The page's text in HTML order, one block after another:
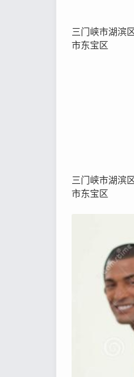
三门峡市湖滨
市东宝区
三门峡市湖滨
市东宝区